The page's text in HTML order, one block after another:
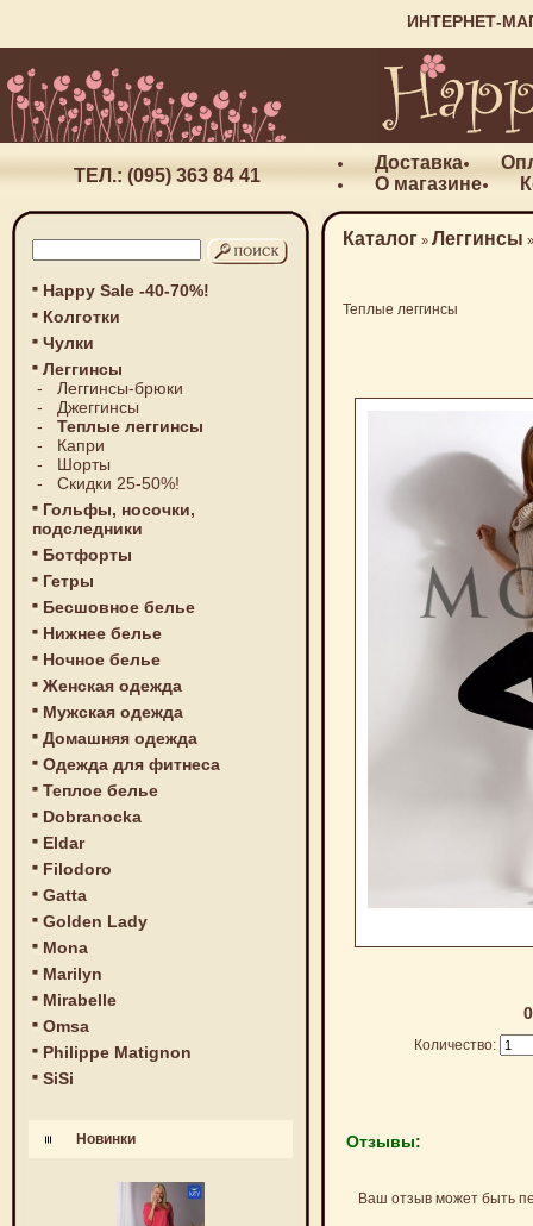
ИНТЕРНЕТ-
ТЕЛ.: (095) 363 84 41
Доставка
О магазине
Happy Sale -40-70%!
Колготки
Чулки
Леггинсы
- Леггинсы-брюки
- Джеггинсы
- Теплые леггинсы
- Капри
- Шорты
- Скидки 25-50%!
Гольфы, носочки,
подследники
Ботфорты
Гетры
Бесшовное белье
Нижнее белье
Ночное белье
Женская одежда
Мужская одежда
Домашняя одежда
Одежда для фитнеса
Теплое белье
Dobranocka
Eldar
Filodoro
Gatta
Golden Lady
Mona
Marilyn
Mirabelle
Omsa
Philippe Matignon
SiSi
Новинки
Каталог » Леггинсы
Теплые леггинсы
Количество:
Отзывы:
Ваш отзыв может быть